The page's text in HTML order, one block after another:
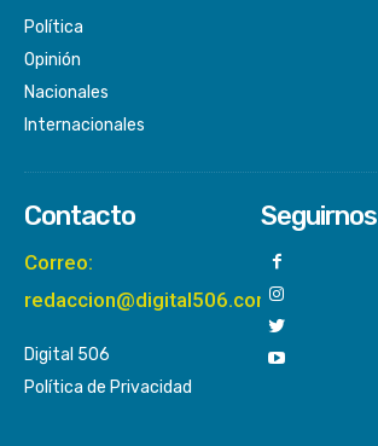
Política
Opinión
Nacionales
Internacionales
Contacto
Correo:
redaccion@digital506.com
Digital 506
Política de Privacidad
Seguirnos